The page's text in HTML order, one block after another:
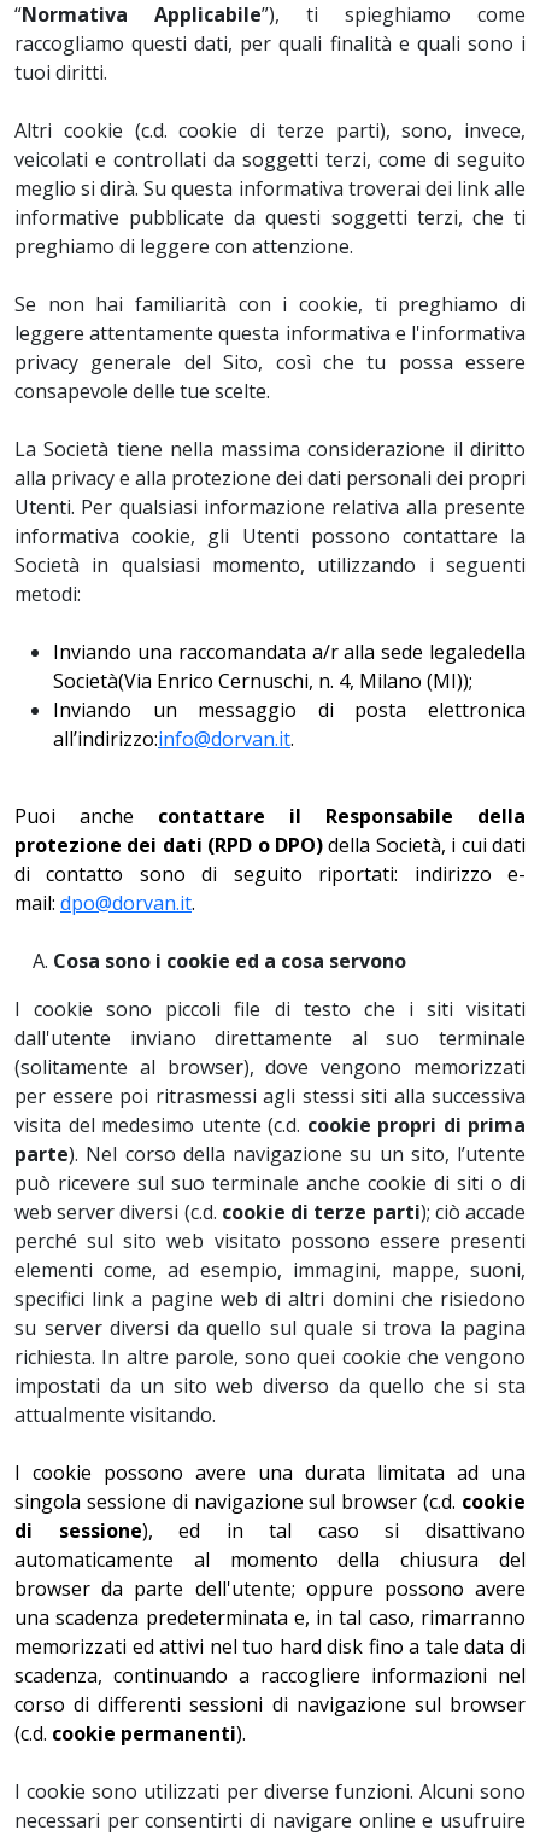
“Normativa Applicabile”), ti spieghiamo come
raccogliamo questi dati, per quali finalità e quali sono i
tuoi diritti.
Altri cookie (c.d. cookie di terze parti), sono, invece,
veicolati e controllati da soggetti terzi, come di seguito
meglio si dirà. Su questa informativa troverai dei link alle
informative pubblicate da questi soggetti terzi, che ti
preghiamo di leggere con attenzione.
Se non hai familiarità con i cookie, ti preghiamo di
leggere attentamente questa informativa e l'informativa
privacy generale del Sito, così che tu possa essere
consapevole delle tue scelte.
La Società tiene nella massima considerazione il diritto
alla privacy e alla protezione dei dati personali dei propri
Utenti. Per qualsiasi informazione relativa alla presente
informativa cookie, gli Utenti possono contattare la
Società in qualsiasi momento, utilizzando i seguenti
metodi:
Inviando una raccomandata a/r alla sede legaledella
Società(Via Enrico Cernuschi, n. 4, Milano (MI));
Inviando un messaggio di posta elettronica
all’indirizzo:info@dorvan.it.
Puoi anche contattare il Responsabile della
protezione dei dati (RPD o DPO)della Società, i cui dati
di contatto sono di seguito riportati: indirizzo e-
mail: dpo@dorvan.it.
Cosa sono i cookie ed a cosa servono
I cookie sono piccoli file di testo che i siti visitati
dall'utente inviano direttamente al suo terminale
(solitamente al browser), dove vengono memorizzati
per essere poi ritrasmessi agli stessi siti alla successiva
visita del medesimo utente (c.d. cookie propri di prima
parte). Nel corso della navigazione su un sito, l’utente
può ricevere sul suo terminale anche cookie di siti o di
web server diversi (c.d. cookie di terze parti); ciò accade
perché sul sito web visitato possono essere presenti
elementi come, ad esempio, immagini, mappe, suoni,
specifici link a pagine web di altri domini che risiedono
su server diversi da quello sul quale si trova la pagina
richiesta. In altre parole, sono quei cookie che vengono
impostati da un sito web diverso da quello che si sta
attualmente visitando.
I cookie possono avere una durata limitata ad una
singola sessione di navigazione sul browser (c.d. cookie
di sessione), ed in tal caso si disattivano
automaticamente al momento della chiusura del
browser da parte dell'utente; oppure possono avere
una scadenza predeterminata e, in tal caso, rimarranno
memorizzati ed attivi nel tuo hard disk fino a tale data di
scadenza, continuando a raccogliere informazioni nel
corso di differenti sessioni di navigazione sul browser
(c.d. cookie permanenti).
I cookie sono utilizzati per diverse funzioni. Alcuni sono
necessari per consentirti di navigare online e usufruire